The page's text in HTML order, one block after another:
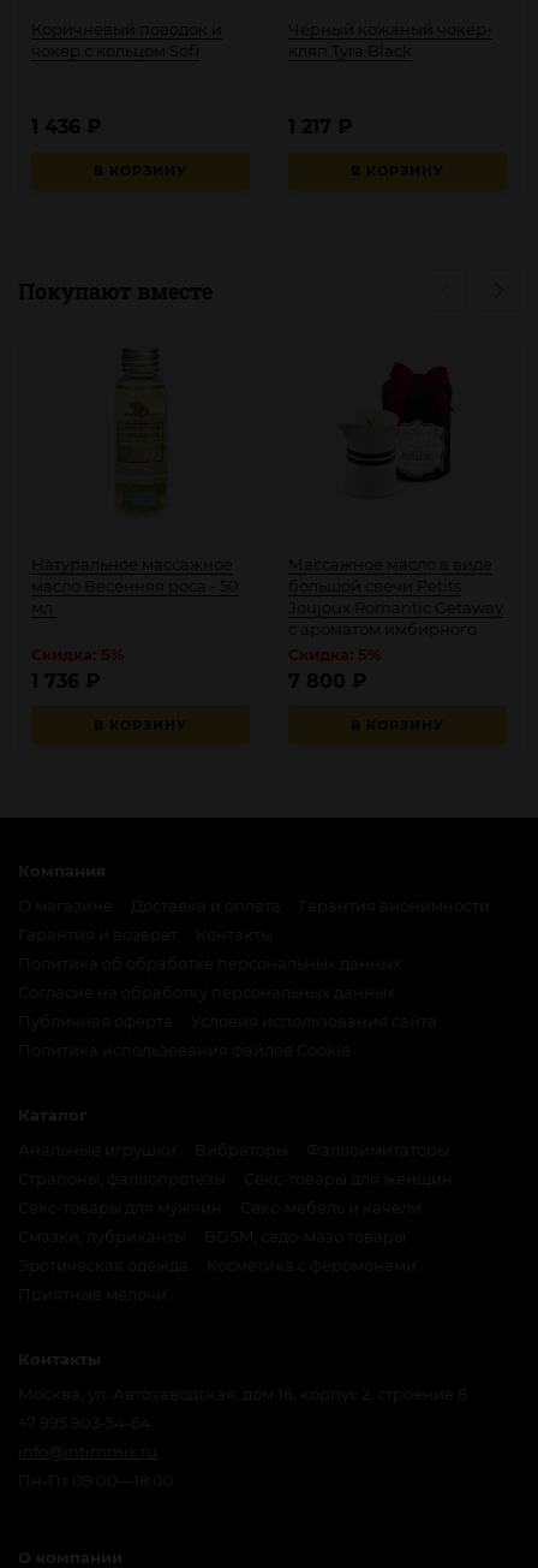
Коричневый поводок и
чокер с кольцом Sofi
В КОРЗИНУ
1 436 ₽
Чёрный кожаный чокер-
кляп Tyra Black
В КОРЗИНУ
1 217 ₽
Покупают вместе
Натуральное массажное
масло Весенняя роса - 50
мл.
В КОРЗИНУ
1 736 ₽
Массажное масло в виде
большой свечи Petits
Joujoux Romantic Getaway
с ароматом имбирного
В КОРЗИНУ
7 800 ₽
Компания
О магазине
Доставка и оплата
Гарантия анонимности
Политика об обработке персональных данных
Согласие на обработку персональных данных
Публичная оферта
Условия использования сайта
Политика использования файлов Cookie
Каталог
Анальные игрушки
Вибраторы
Фаллоимитаторы
Страпоны, фаллопротезы
Секс-товары для женщин
Секс-товары для мужчин
Секс-мебель и качели
Смазки, лубриканты
BDSM, садо-мазо товары
Эротическая одежда
Косметика с феромонами
Приятные мелочи
Контакты
Москва, ул. Автозаводская, дом 16, корпус 2, строение 8
+7 995 903-54-64
info@intimmix.ru
Пн-Пт 09:00—18:00
О компании